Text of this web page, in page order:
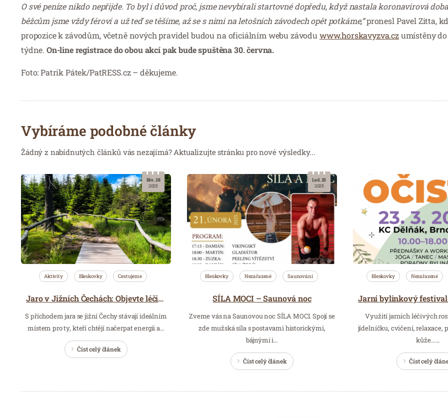
O své peníze nikdo nepřijde. To byl i důvod proč, jsme nevybírali startovné dopředu, když nastala koronavirová
běžcům jsme vždy féroví a už teď se těšíme, až se s nimi na letošních závodech opět potkáme,“pronesl Pavel Zitta,
propozice k závodům, včetně nových pravidel budou na oficiálním webu závodu www.horskavyzva.czumístěny
týdne. On-line registrace do obou akcí pak bude spuštěna 30. června.
Foto: Patrik Pátek/PatRESS.cz – děkujeme.
Vybíráme podobné články
Žádný z nabídnutých článků vás nezajímá? Aktualizujte stránku pro nové výsledky...
Aktivity Bleskovky Cestujeme
Jaro v Jižních Čechách: Objevte léčivou sílu přírody na pěších trasách a vyhlídkových místech
S příchodem jara se jižní Čechy stávají ideálním
místem pro ty, kteří chtějí načerpat energii a…
Číst celý článek
Bře. 28
2025
Bleskovky Nezařazené Saunování
SÍLA MOCI – Saunová noc
Zveme vás na Saunovou noc SÍLA MOCI. Spojí se
zde mužská síla s postavami historickými,
bájnými i…
Číst celý článek
Led. 25
2025
Bleskovky Nezařazené
Využití jarních léčivých
jídelníčku, cvičení, relaxace,
kůže……
Číst celý